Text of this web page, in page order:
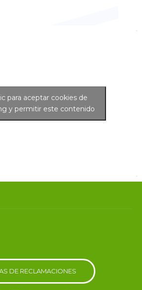
para aceptar cookies de
y permitir este contenido
S DE RECL AMACIONES